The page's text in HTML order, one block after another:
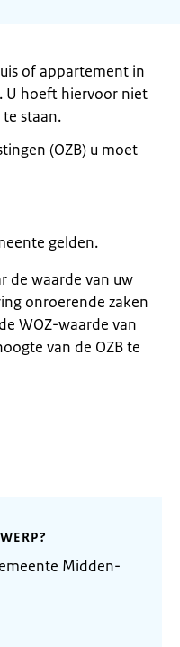
of appartement in
U hoeft hiervoor niet
staan.
(OZB) u moet
gelden.
de waarde van uw
onroerende zaken
WOZ-waarde van
van de OZB te
Midden-